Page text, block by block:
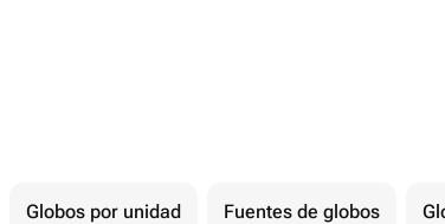
Globos por unidad Fuentes de globos